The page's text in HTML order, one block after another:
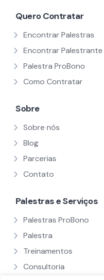
Quero Contratar
Encontrar Palestras
Encontrar Palestrante
Palestra ProBono
Como Contratar
Sobre
Sobre nós
Blog
Parcerias
Contato
Palestras e Serviços
Palestras ProBono
Palestra
Treinamentos
Consultoria